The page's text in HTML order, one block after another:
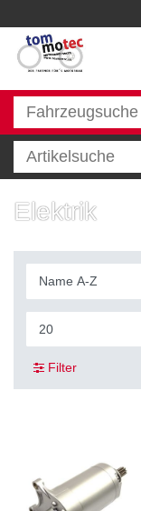
Elektrik
Filter